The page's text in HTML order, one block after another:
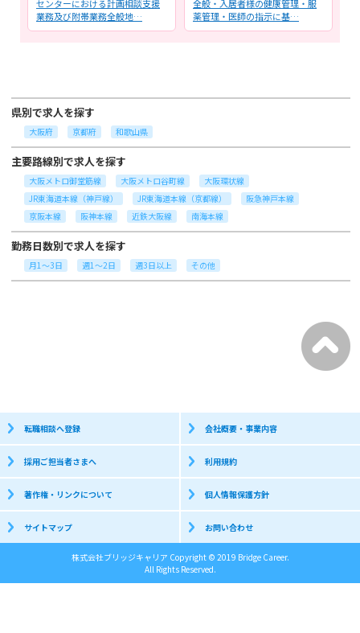
センターにおける計画相談支援
業務及び附帯業務全般地…
全般・入居者様の健康管理・服
薬管理・医師の指示に基…
県別で求人を探す
大阪府 京都府 和歌山県
主要路線別で求人を探す
大阪メトロ御堂筋線 大阪メトロ谷町線
大阪環状線
JR東海道本線（神戸線）
JR東海道本線（京都線）
阪急神戸本線
京阪本線
阪神本線 近鉄大阪線 南海本線
勤務日数別で求人を探す
月1～3日 週1～2日 週3日以上 その他
転職相談へ登録 会社概要・事業内容
採用ご担当者さまへ 利用規約
著作権・リンクについて 個人情報保護方針
サイトマップ お問い合わせ
株式会社ブリッジキャリア Copyright © 2019 Bridge Career.
All Rights Reserved.